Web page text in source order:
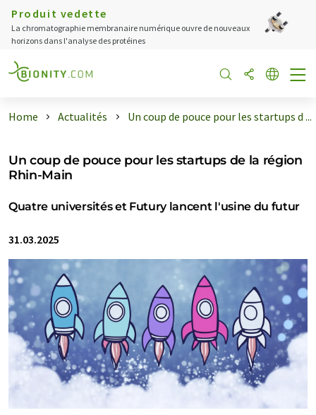
Produit vedette
La chromatographie membranaire numérique ouvre de nouveaux
horizons dans l'analyse des protéines
Home Actualités Un coup de pouce pour les startups d ...
Un coup de pouce pour les startups de la région
Rhin-Main
Quatre universités et Futury lancent l'usine du futur
31.03.2025